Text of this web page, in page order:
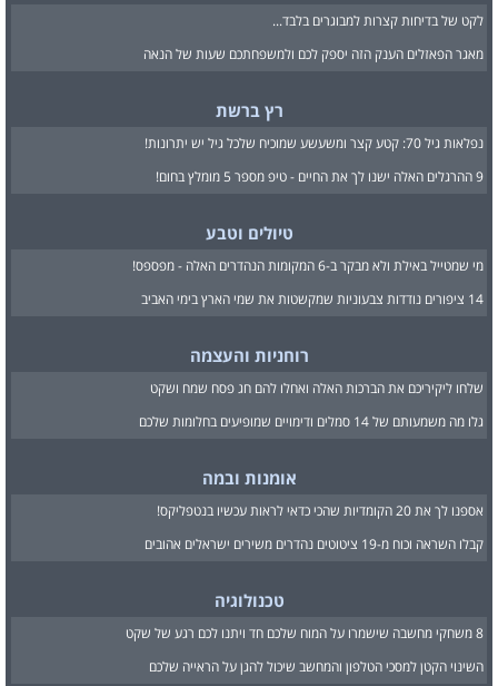
לקט של בדיחות קצרות למבוגרים בלבד...
מאגר הפאזלים הענק הזה יספק לכם ולמשפחתכם שעות של הנאה
רץ ברשת
נפלאות גיל 70: קטע קצר ומשעשע שמוכיח שלכל גיל יש יתרונות!
9 ההרגלים האלה ישנו לך את החיים - טיפ מספר 5 מומלץ בחום!
טיולים וטבע
מי שמטייל באילת ולא מבקר ב-6 המקומות הנהדרים האלה - מפספס!
14 ציפורים נודדות צבעוניות שמקשטות את שמי הארץ בימי האביב
רוחניות והעצמה
שלחו ליקיריכם את הברכות האלה ואחלו להם חג פסח שמח ושקט
גלו מה משמעותם של 14 סמלים ודימויים שמופיעים בחלומות שלכם
אומנות ובמה
אספנו לך את 20 הקומדיות שהכי כדאי לראות עכשיו בנטפליקס!
קבלו השראה וכוח מ-19 ציטוטים נהדרים משירים ישראלים אהובים
טכנולוגיה
8 משחקי מחשבה שישמרו על המוח שלכם חד ויתנו לכם רגע של שקט
השינוי הקטן למסכי הטלפון והמחשב שיכול להגן על הראייה שלכם